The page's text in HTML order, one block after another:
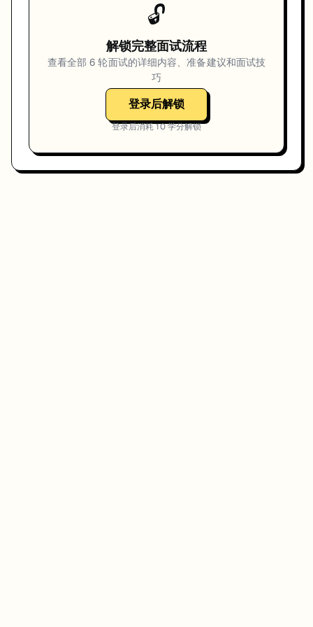
🔓
解锁完整面试流程
查看全部6 轮面试的详细内容、准备建议和面试技
巧
登录后解锁
登录后消耗10学分解锁